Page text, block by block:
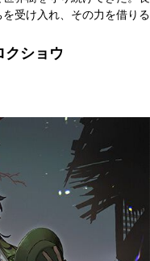
受け入れ、その力を借りる
クショウ